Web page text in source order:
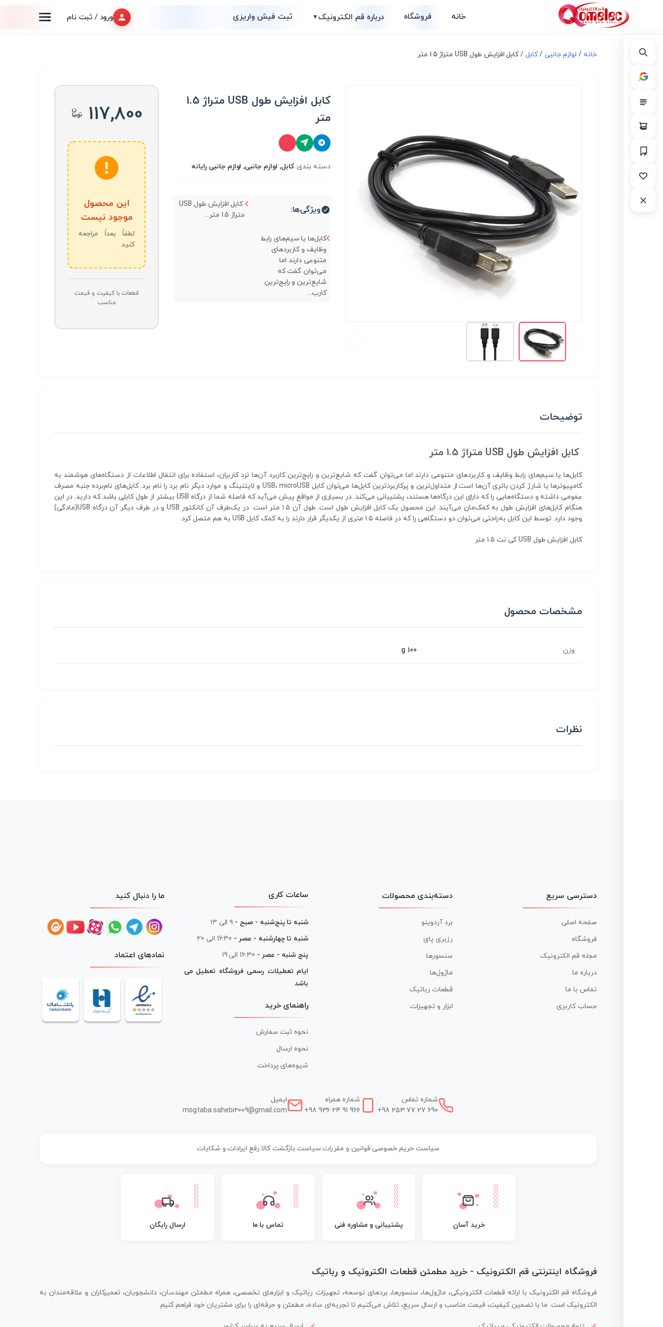
خانه فروشگاه درباره قم الکترونیک▼ ثبت فیش واریزی ورود / ثبت نام
خانه / لوازم جانبی /کابل/ کابل افزایش طول USB متراژ 1.5 متر
کابل افزایش طول USB متراژ 1.5
متر
دسته بندی: کابل, لوازم جانبی, لوازم جانبی رایانه
ویژگی‌ها:
کابل افزایش طول USB
متراژ 1.5 متر...
کابل‌ها یا سیم‌های رابط
وظایف و کاربردهای
متنوعی دارند اما
می‌توان گفت که
شایع‌ترین و رایج‌ترین
کارب...
117,800
این محصول
موجود نیست
لطفاً بعداً مراجعه
کنید
قطعات با کیفیت و قیمت
مناسب
توضیحات
کابل افزایش طول USB متراژ 1.5 متر
کابل‌ها یا سیم‌های رابط وظایف و کاربردهای متنوعی دارند اما می‌توان گفت که شایع‌ترین و رایج‌ترین کاربرد آن‌ها نزد کاربران، استفاده برای انتقال اطلاعات از دستگاه‌های هوشمند به
کامپیوترها یا شارژ کردن باتری آن‌ها است.از متداول‌ترین و پرکاربردترین کابل‌ها می‌توان کابل USB، microUSB و لایتنینگ و موارد دیگر نام برد را نام برد. کابل‌های نام‌برده جنبه مصرف
عمومی داشته و دستگاه‌هایی را که دارای این درگاه‌ها هستند، پشتیبانی می‌کند. در بسیاری از مواقع پیش می‌آید که فاصله شما از درگاه USB بیشتر از طول کابلی باشد که دارید. در این
هنگام کابل‌های افزایش طول به کمک‌مان می‌آیند. این محصول یک کابل افزایش طول است. طول آن ۱.۵ متر است. در یک‌طرف آن کانکتور USB و در طرف دیگر آن درگاه USB(مادگی)
وجود دارد. توسط این کابل به‌راحتی می‌توان دو دستگاهی را که در فاصله ۱.۵ متری از یکدیگر قرار دارند را به کمک کابل USB به هم متصل کرد.
کابل افزایش طول USB کی نت ۱.۵ متر
مشخصات محصول
وزن 100 g
نظرات
دسترسی سریع
صفحه اصلی
فروشگاه
مجله قم الکترونیک
درباره ما
تماس با ما
حساب کاربری
دسته‌بندی محصولات
برد آردوینو
رزبری پای
سنسورها
ماژول‌ها
قطعات رباتیک
ابزار و تجهیزات
ساعات کاری
شنبه تا پنج‌شنبه - صبح - ۹ الی ۱۳
شنبه تا چهارشنبه - عصر - 16:30 الی 20
پنج شنبه - عصر - 16:30 الی 19
ایام تعطیلات رسمی فروشگاه تعطیل می
باشد
راهنمای خرید
نحوه ثبت سفارش
نحوه ارسال
شیوه‌های پرداخت
ما را دنبال کنید
نمادهای اعتماد
شماره تماس
+98 253 77 27 690
شماره همراه
+98 936 24 91 966
ایمیل
mogtaba.sahebi2009@gmail.com
سیاست حریم خصوصی| قوانین و مقررات سیاست بازگشت کالا رفع ایرادات و شکایات
خرید آسان پشتیبانی و مشاوره فنی تماس با ما ارسال رایگان
فروشگاه اینترنتی قم الکترونیک - خرید مطمئن قطعات الکترونیک و رباتیک
فروشگاه قم الکترونیک با ارائه قطعات الکترونیکی، ماژول‌ها، سنسورها، بردهای توسعه، تجهیزات رباتیک و ابزارهای تخصصی، همراه مطمئن مهندسان، دانشجویان، تعمیرکاران و علاقه‌مندان به
الکترونیک است. ما با تضمین کیفیت، قیمت مناسب و ارسال سریع، تلاش می‌کنیم تا تجربه‌ای ساده، مطمئن و حرفه‌ای را برای مشتریان خود فراهم کنیم.